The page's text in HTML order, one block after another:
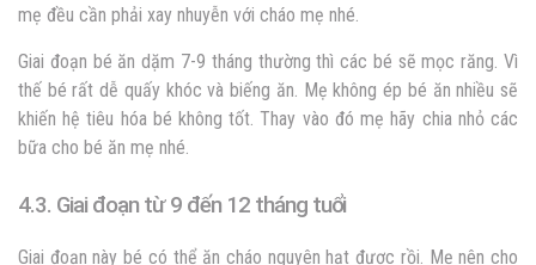
mẹ đều cần phải xay nhuyễn với cháo mẹ nhé.
Giai đoạn bé ăn dặm 7-9 tháng thường thì các bé sẽ mọc răng. Vì
thế bé rất dễ quấy khóc và biếng ăn. Mẹ không ép bé ăn nhiều sẽ
khiến hệ tiêu hóa bé không tốt. Thay vào đó mẹ hãy chia nhỏ các
bữa cho bé ăn mẹ nhé.
4.3. Giai đoạn từ 9 đến 12 tháng tuổi
Giai đoạn này bé có thể ăn cháo nguyên hạt được rồi. Mẹ nên cho